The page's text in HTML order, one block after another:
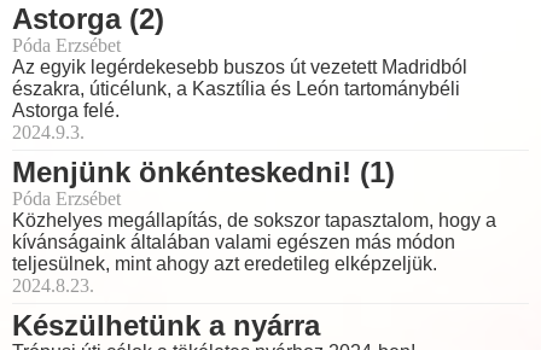
Astorga (2)
Póda Erzsébet
Az egyik legérdekesebb buszos út vezetett Madridból
északra, úticélunk, a Kasztília és León tartománybéli
Astorga felé.
2024.9.3.
Menjünk önkénteskedni! (1)
Póda Erzsébet
Közhelyes megállapítás, de sokszor tapasztalom, hogy a
kívánságaink általában valami egészen más módon
teljesülnek, mint ahogy azt eredetileg elképzeljük.
2024.8.23.
Készülhetünk a nyárra